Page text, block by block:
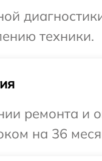
техники.
ремонта и
на 36